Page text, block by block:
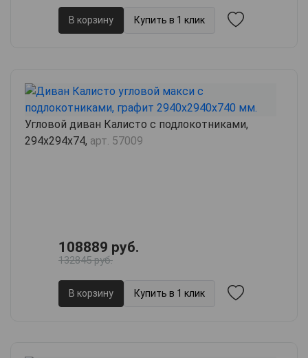
В корзину Купить в 1 клик
Угловой диван Калисто с подлокотниками,
294х294х74, арт. 57009
108889 руб.
132845 руб.
В корзину Купить в 1 клик